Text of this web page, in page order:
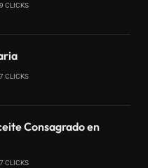
CLICKS
CLICKS
Consagrado en
CLICKS